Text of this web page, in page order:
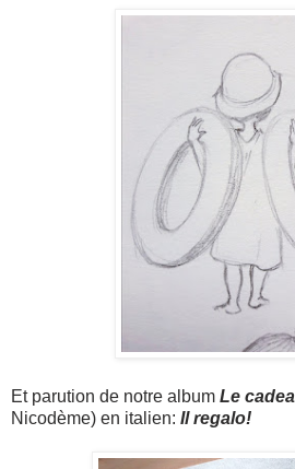
Et parution de notre album Le
Nicodème) en italien: Il regalo!